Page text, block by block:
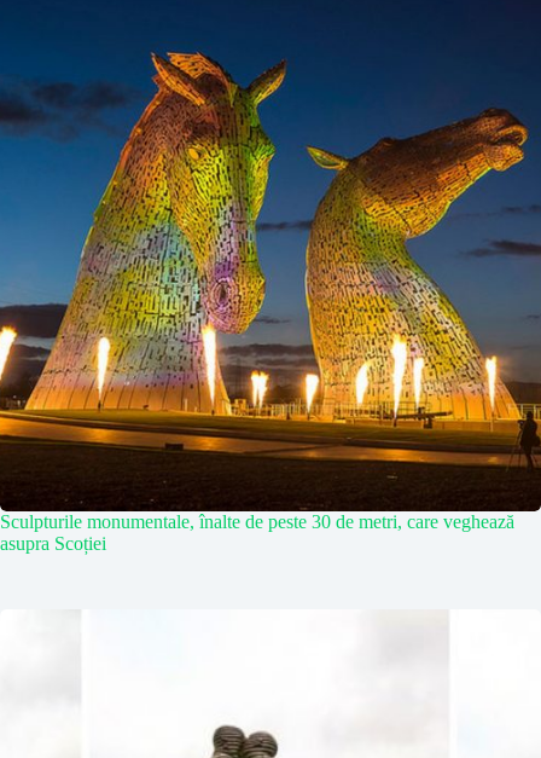
Sculpturile monumentale, înalte de peste 30 de metri, care veghează
asupra Scoției